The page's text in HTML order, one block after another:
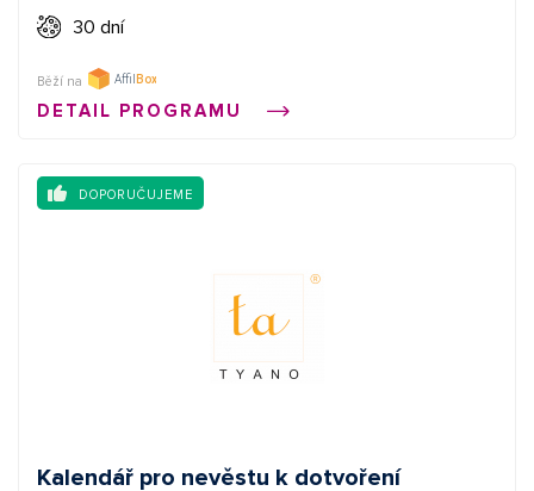
30 dní
Běží na
DETAIL PROGRAMU
DOPORUČUJEME
Kalendář pro nevěstu k dotvoření